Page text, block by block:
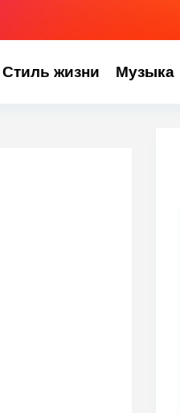
Стиль жизни Музыка